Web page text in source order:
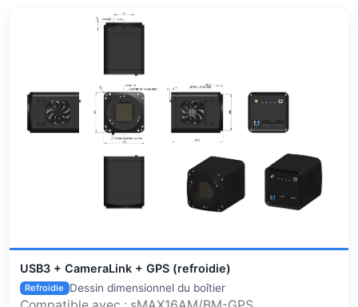
USB3 + CameraLink + GPS (refroidie)
Refroidie Dessin dimensionnel du boîtier